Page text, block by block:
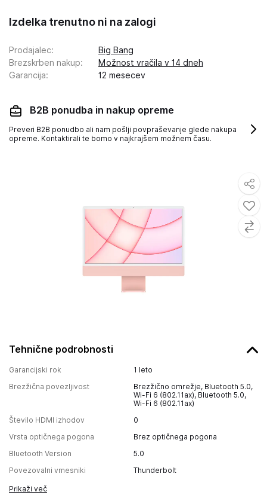
Tehnične podrobnosti
Garancijski rok
1 leto
Brezžična povezljivost
Brezžično omrežje, Bluetooth 5.0,
Wi-Fi 6 (802.11ax), Bluetooth 5.0,
Wi-Fi 6 (802.11ax)
Število HDMI izhodov
0
Vrsta optičnega pogona
Brez optičnega pogona
Bluetooth Version
5.0
Povezovalni vmesniki
Thunderbolt
Prikaži več
Izdelka trenutno ni na zalogi
Prodajalec:
Big Bang
Brezskrben nakup:
Možnost vračila v 14 dneh
Garancija: 12 mesecev
B2B ponudba in nakup opreme
Preveri B2B ponudbo ali nam pošlji povpraševanje glede nakupa
opreme. Kontaktirali te bomo v najkrajšem možnem času.